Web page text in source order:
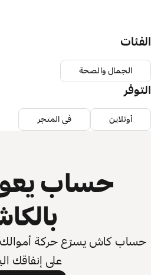
الفئات
الجمال والصحة
التوفر
أونلاين في المتجر
حساب
حساب كاش يسرّع حركة أموالك
على إنفاقك